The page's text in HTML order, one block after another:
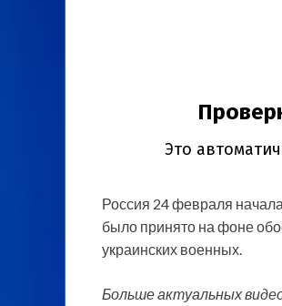
Россия 24 февраля
было принято на фоне
украинских военных.
Больше актуальных